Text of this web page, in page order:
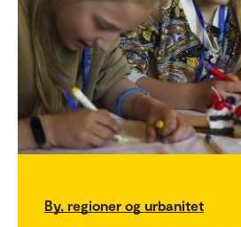
By, regioner og urbanitet